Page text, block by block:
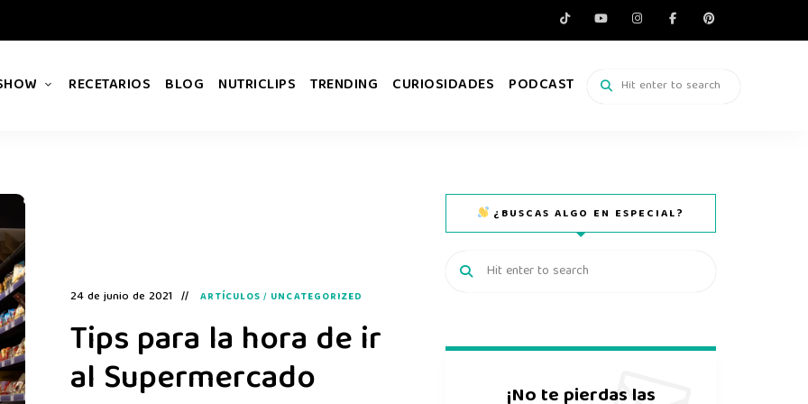
RECETARIOS BLOG NUTRICLIPS TRENDING CURIOSIDADES PODCAST
24 de junio de 2021 ARTÍCULOS / UNCATEGORIZED
Tips para la hora de ir
al Supermercado
¿BUSCAS ALGO EN ESPECIAL?
¡No te pierdas las